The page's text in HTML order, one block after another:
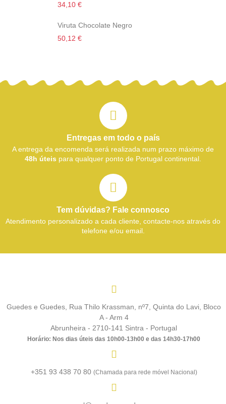
34,10 €
Viruta Chocolate Negro
50,12 €
Entregas em todo o país
A entrega da encomenda será realizada num prazo máximo de
48h úteis para qualquer ponto de Portugal continental.
Tem dúvidas? Fale connosco
Atendimento personalizado a cada cliente, contacte-nos através do
telefone e/ou email.
Guedes e Guedes, Rua Thilo Krassman, nº7, Quinta do Lavi, Bloco
A - Arm 4
Abrunheira - 2710-141 Sintra - Portugal
Horário: Nos dias úteis das 10h00-13h00 e das 14h30-17h00
+351 93 438 70 80 (Chamada para rede móvel Nacional)